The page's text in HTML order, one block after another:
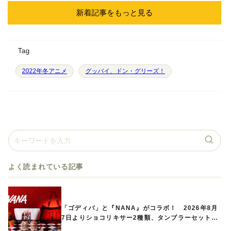
新着記事をもっと見る
Tag
2022年冬アニメ グッバイ、ドン・グリーズ！
よく読まれている記事
「ゴディバ」と『NANA』がコラボ！ 2026年8月
7日よりショコリキサー2種類、タンブラーセットな